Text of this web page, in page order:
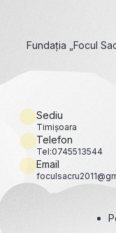
Fundația „Focul
Sediu
Timișoara
Telefon
Tel:0745513544
Email